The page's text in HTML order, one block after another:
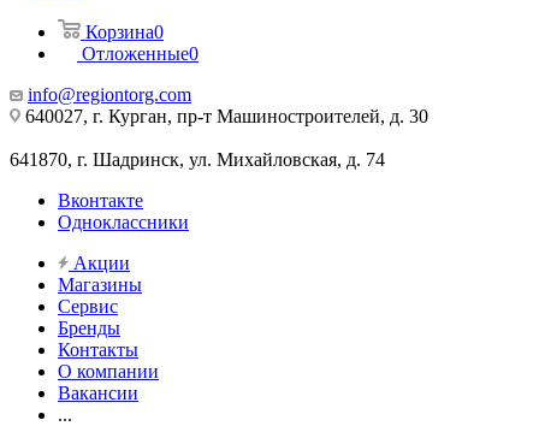
Корзина0
Отложенные0
info@regiontorg.com
640027, г. Курган, пр-т Машиностроителей, д. 30
641870, г. Шадринск, ул. Михайловская, д. 74
Вконтакте
Одноклассники
Акции
Магазины
Сервис
Бренды
Контакты
О компании
Вакансии
...